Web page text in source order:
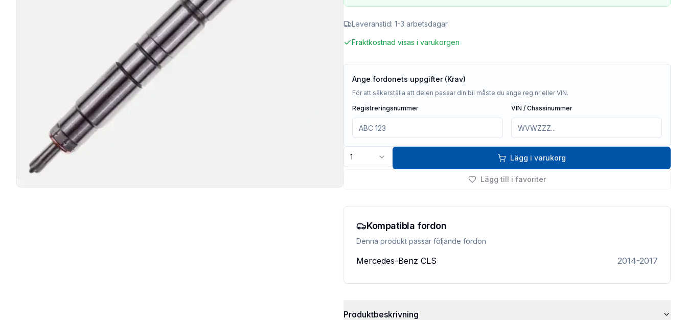
Leveranstid: 1-3 arbetsdagar
Fraktkostnad visas i varukorgen
Ange fordonets uppgifter (Krav)
För att säkerställa att delen passar din bil måste du ange reg.nr eller VIN.
Registreringsnummer
VIN / Chassinummer
1 Lägg i varukorg
Lägg till i favoriter
Kompatibla fordon
Denna produkt passar följande fordon
Mercedes-Benz CLS 2014-2017
Produktbeskrivning